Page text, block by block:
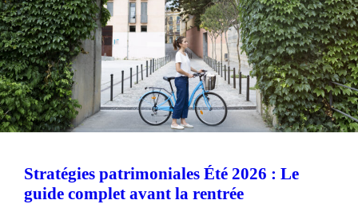
Stratégies patrimoniales Été 2026 : Le
guide complet avant la rentrée